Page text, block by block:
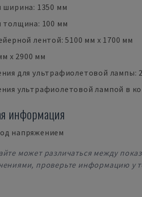
ширина: 1350 мм
толщина: 100 мм
лентой: 5100 мм x 1700 мм
x 2900 мм
для ультрафиолетовой лампы:
ультрафиолетовой лампой в
информация
напряжением
может различаться между
проверьте информацию у